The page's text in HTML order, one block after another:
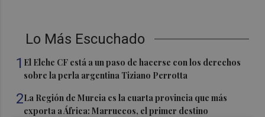
Lo Más Escuchado
1 El Elche CF está a un paso de hacerse con los derechos
sobre la perla argentina Tiziano Perrotta
2La Región de Murcia es la cuarta provincia que más
exporta a África: Marruecos, el primer destino